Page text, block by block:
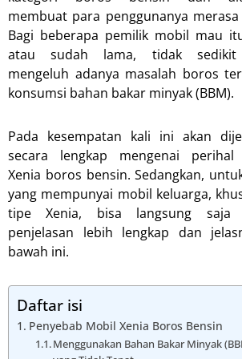
membuat para penggunanya
Bagi beberapa pemilik mobil mau
atau sudah lama, tidak sedikit
mengeluh adanya masalah boros
konsumsi bahan bakar minyak (BBM).
Pada kesempatan kali ini akan
secara lengkap mengenai perihal
Xenia boros bensin. Sedangkan,
yang mempunyai mobil keluarga,
tipe Xenia, bisa langsung saja
penjelasan lebih lengkap dan
bawah ini.
Daftar isi
Penyebab Mobil Xenia Boros Bensin
Menggunakan Bahan Bakar Minyak